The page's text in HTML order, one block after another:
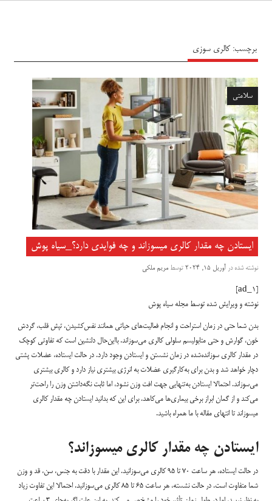
برچسب: کالری سوزی
سلامتی
ایستادن چه مقدار کالری میسوزاند و چه فوایدی دارد؟_سیاه پوش
نوشته شده در آوریل 15, 2024 توسطمریم ملکی
نوشته و ویرایش شده توسط مجله سیاه پوش
بدن شما حتی در زمان استراحت و انجام فعالیت‌های حیاتی همانند نفس‌کشیدن، تپش قلب، گردش
خون، گوارش و حتی متابولیسم سلولی کالری می‌سوزاند. بااین‌حال دلنشین است که تفاوتی کوچک
در مقدار کالری سوزانده‌شده در زمان نشستن و ایستادن وجود دارد. در حالت ایستاده، عضلات پشتی
دچار خواهد شد و بدن برای به‌کارگیری عضلات به انرژی بیشتری نیاز دارد و کالری بیشتری
می‌سوزاند. احتمالا ایستادن به‌تنهایی جهت افت وزن نشود، اما ثابت نگه‌داشتن وزن را راحت‌تر
می‌کند و از گمان ابراز برخی بیماری‌ها می‌کاهد. برای این که بدانید ایستادن چه مقدار کالری
میسوزاند تا انتهای مقاله با ما همراه باشید.
ایستادن چه مقدار کالری میسوزاند؟
در حالت ایستاده، هر ساعت ۷۰ تا ۹۵ کالری می‌سوزانید. این مقدار با دقت به جنس، سن، قد و وزن
شما متفاوت است. در حالت نشسته، هر ساعت ۶۵ تا ۸۵ کالری می‌سوزانید. احتمالا این تفاوت زیاد